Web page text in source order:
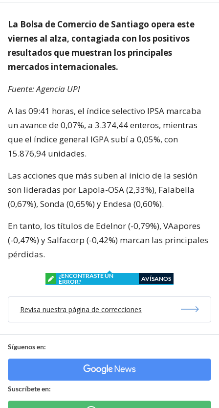
La Bolsa de Comercio de Santiago opera este
viernes al alza, contagiada con los positivos
resultados que muestran los principales
mercados internacionales.
Fuente: Agencia UPI
A las 09:41 horas, el índice selectivo IPSA marcaba
un avance de 0,07%, a 3.374,44 enteros, mientras
que el índice general IGPA subí a 0,05%, con
15.876,94 unidades.
Las acciones que más suben al inicio de la sesión
son lideradas por Lapola-OSA (2,33%), Falabella
(0,67%), Sonda (0,65%) y Endesa (0,60%).
En tanto, los títulos de Edelnor (-0,79%), VAapores
(-0,47%) y Salfacorp (-0,42%) marcan las principales
pérdidas.
¿ENCONTRASTE UN
ERROR?
AVÍSANOS
Revisa nuestra página de correcciones
Síguenos en:
Suscríbete en: